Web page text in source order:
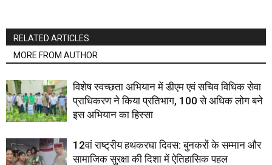
RELATED ARTICLES
MORE FROM AUTHOR
विशेष स्वच्छता अभियान में डीएम एवं सचिव विधिक सेवा
प्राधिकरण ने किया प्रतिभाग, 100 से अधिक लोग बने
इस अभियान का हिस्सा
12वां राष्ट्रीय हथकरघा दिवस: बुनकरों के सम्मान और
सामाजिक सुरक्षा की दिशा में ऐतिहासिक पहल